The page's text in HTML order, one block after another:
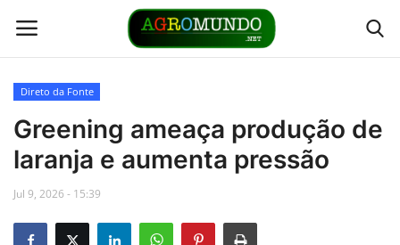
Home
Contato
Direto da Fonte
Greening ameaça produção de
laranja e aumenta pressão
Jul 9, 2026 - 15:39